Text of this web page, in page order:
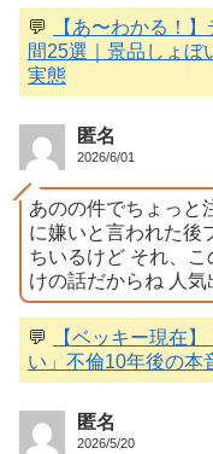
💬
【あ〜わかる！
間25選｜景品しょぼ
実態
匿名
2026/6/01
あのの件でちょっと
に嫌いと言われた後
ちいるけど それ、
けの話だからね 人
💬
【ベッキー現在
い」不倫10年後の本
匿名
2026/5/20